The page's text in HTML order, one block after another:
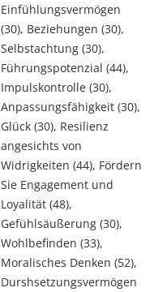
Einfühlungsvermögen
(30), Beziehungen (30),
Selbstachtung (30),
Führungspotenzial (44),
Impulskontrolle (30),
Anpassungsfähigkeit (30),
Glück (30), Resilienz
angesichts von
Widrigkeiten (44), Fördern
Sie Engagement und
Loyalität (48),
Gefühlsäußerung (30),
Wohlbefinden (33),
Moralisches Denken (52),
Durshsetzungsvermögen